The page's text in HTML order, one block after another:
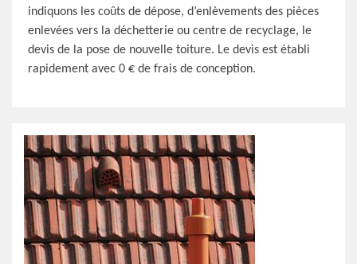
indiquons les coûts de dépose, d’enlèvements des pièces
enlevées vers la déchetterie ou centre de recyclage, le
devis de la pose de nouvelle toiture. Le devis est établi
rapidement avec 0 € de frais de conception.